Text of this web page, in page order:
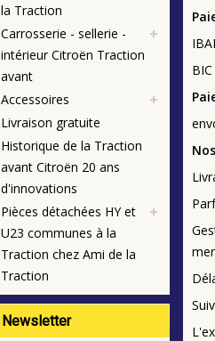
la Traction
Carrosserie - sellerie -
intérieur Citroën Traction
avant
Accessoires
Livraison gratuite
Historique de la Traction
avant Citroën 20 ans
d'innovations
Pièces détachées HY et
U23 communes à la
Traction chez Ami de la
Traction
Newsletter